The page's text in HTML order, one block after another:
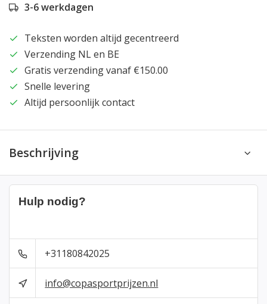
3-6 werkdagen
Teksten worden altijd gecentreerd
Verzending NL en BE
Gratis verzending vanaf €150.00
Snelle levering
Altijd persoonlijk contact
Beschrijving
Hulp nodig?
+31180842025
info@copasportprijzen.nl